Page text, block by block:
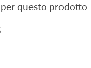
questo prodotto